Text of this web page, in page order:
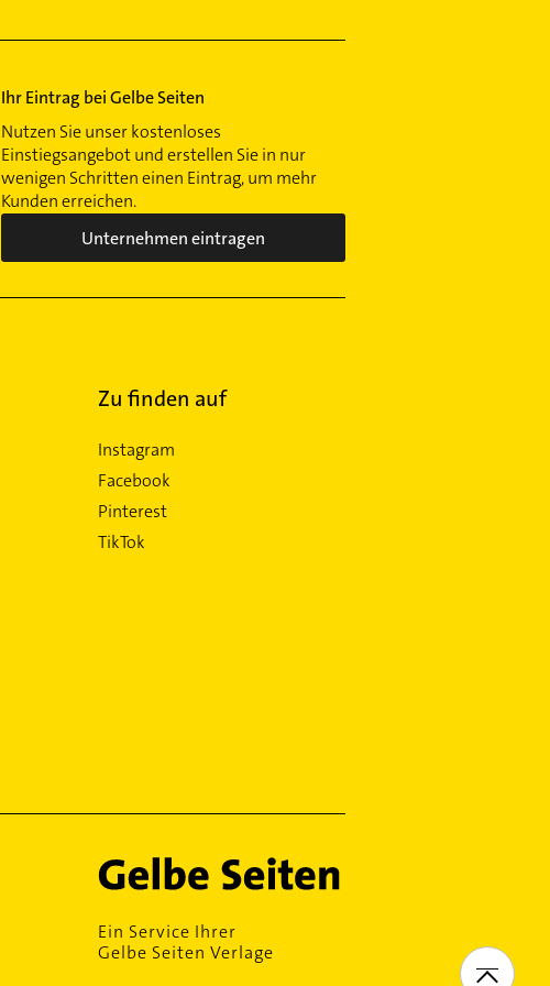
Ihr Eintrag bei Gelbe Seiten
Nutzen Sie unser kostenloses
Einstiegsangebot und erstellen Sie in nur
wenigen Schritten einen Eintrag, um mehr
Kunden erreichen.
Unternehmen eintragen
Zu finden auf
Instagram
Facebook
Pinterest
TikTok
Ein Service Ihrer
Gelbe Seiten Verlage